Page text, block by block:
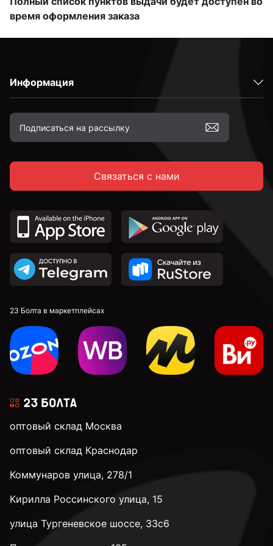
время оформления заказа
Информация
Связаться с нами
23 Болта в маркетплейсах
оптовый склад Москва
оптовый склад Краснодар
Коммунаров улица, 278/1
Кирилла Россинского улица, 15
улица Тургеневское шоссе, 33с6